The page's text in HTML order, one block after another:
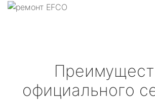
официального